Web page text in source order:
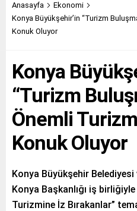
Anasayfa
Ekonomi
Konya Büyükşehir’in “Turizm
Konuk Oluyor
Konya
“Turizm
Önemli
Konuk Oluyor
Konya Büyükşehir
Konya Başkanlığı iş
Turizmine İz Bırakanlar”